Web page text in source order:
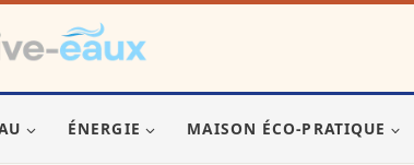
ÉNERGIE MAISON ÉCO-PRATIQUE